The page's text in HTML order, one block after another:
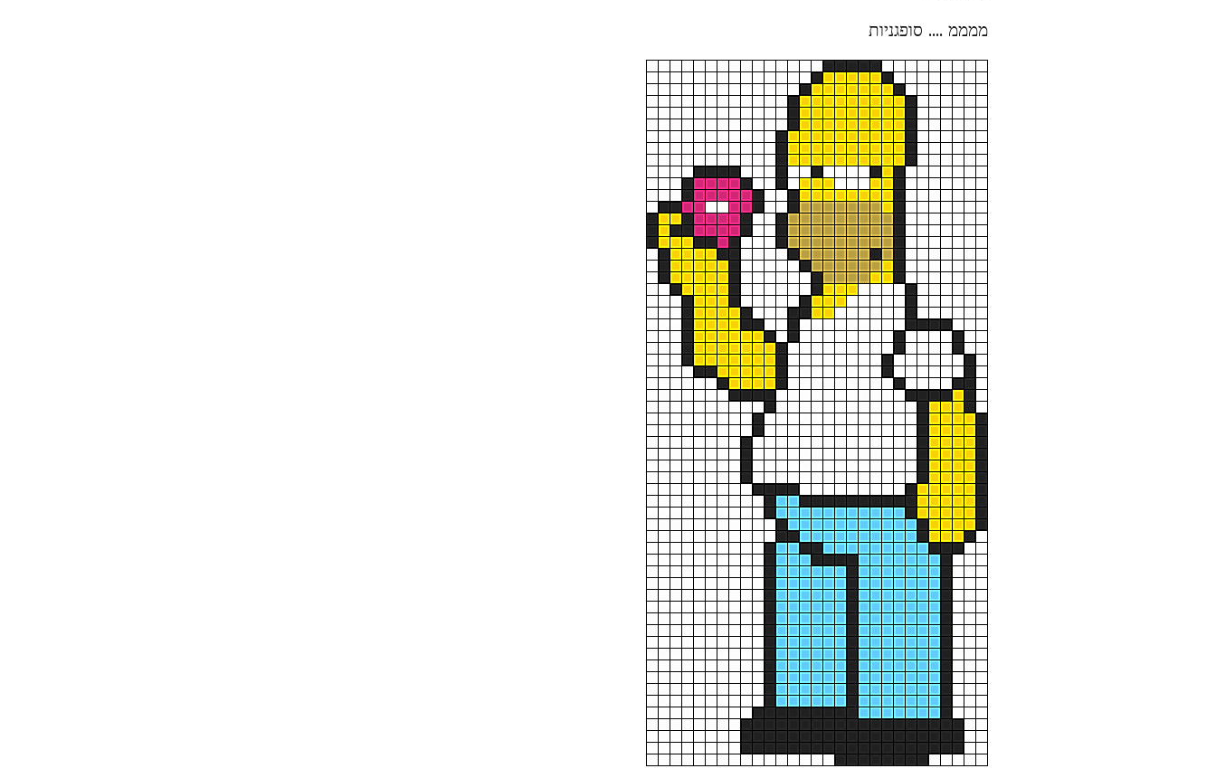
ממממ .... סופגניות